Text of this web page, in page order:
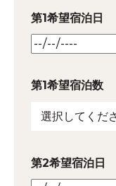
第1希望宿泊日
第1希望宿泊数
第2希望宿泊日